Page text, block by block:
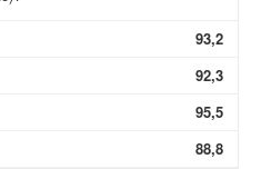
93,2
92,3
95,5
88,8